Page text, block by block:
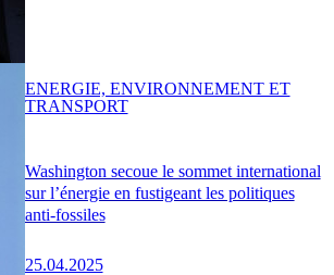
Washington secoue le sommet international
sur l’énergie en fustigeant les politiques
anti-fossiles
25.04.2025
ENERGIE, ENVIRONNEMENT ET
TRANSPORT